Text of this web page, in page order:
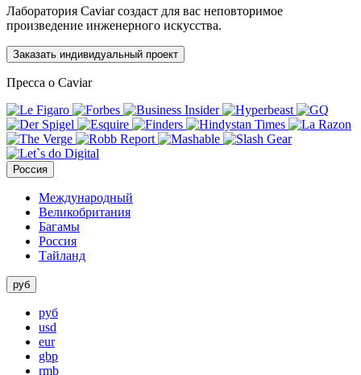
Лаборатория Caviar создаст для вас неповторимое
произведение инженерного искусства.
Заказать индивидуальный проект
Пресса о Caviar
Россия
Международный
Великобритания
Багамы
Россия
Тайланд
руб
руб
usd
eur
gbp
rmb